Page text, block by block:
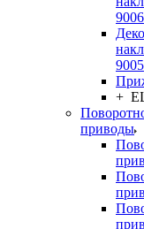
9006
9005
+
приводы